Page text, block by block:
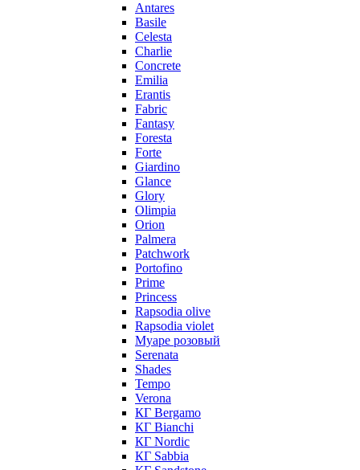
Antares
Basile
Celesta
Charlie
Concrete
Emilia
Erantis
Fabric
Fantasy
Foresta
Forte
Giardino
Glance
Glory
Olimpia
Orion
Palmera
Patchwork
Portofino
Prime
Princess
Rapsodia olive
Rapsodia violet
Муаре розовый
Serenata
Shades
Tempo
Verona
КГ Bergamo
КГ Bianchi
КГ Nordic
КГ Sabbia